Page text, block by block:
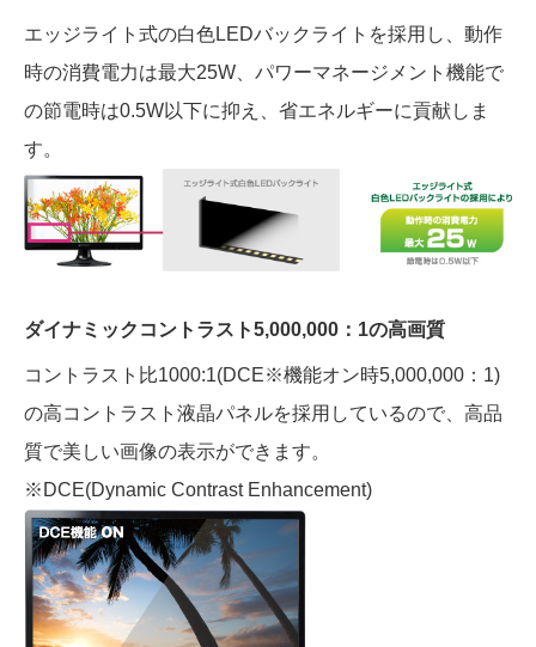
エッジライト式の白色LEDバックライトを採用し、動作
時の消費電力は最大25W、パワーマネージメント機能で
の節電時は0.5W以下に抑え、省エネルギーに貢献しま
す。
ダイナミックコントラスト5,000,000：1の高画質
コントラスト比1000:1(DCE※機能オン時5,000,000：1)
の高コントラスト液晶パネルを採用しているので、高品
質で美しい画像の表示ができます。
※DCE(Dynamic Contrast Enhancement)